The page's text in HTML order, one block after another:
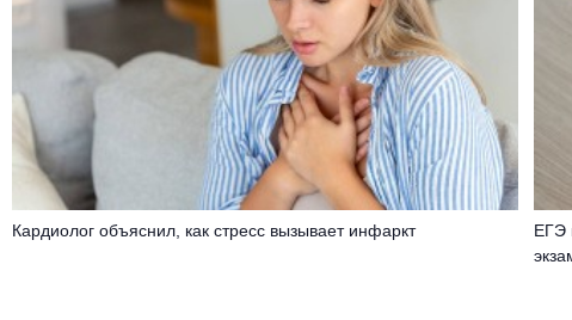
Кардиолог объяснил, как стресс вызывает инфаркт
ЕГЭ